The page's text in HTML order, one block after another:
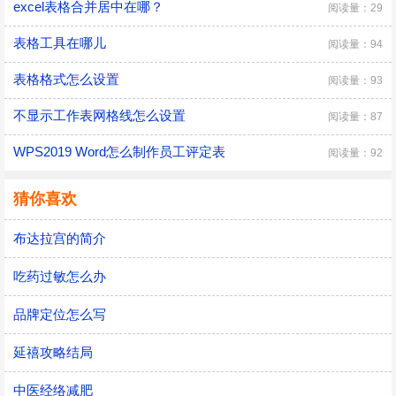
excel表格合并居中在哪？ 阅读量：29
表格工具在哪儿 阅读量：94
表格格式怎么设置 阅读量：93
不显示工作表网格线怎么设置 阅读量：87
WPS2019 Word怎么制作员工评定表 阅读量：92
猜你喜欢
布达拉宫的简介
吃药过敏怎么办
品牌定位怎么写
延禧攻略结局
中医经络减肥